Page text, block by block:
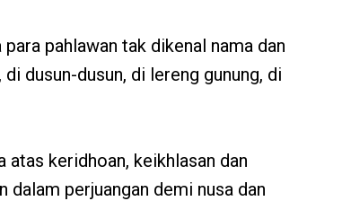
pahlawan tak dikenal nama dan
dusun-dusun, di lereng gunung, di
keridhoan, keikhlasan dan
dalam perjuangan demi nusa dan